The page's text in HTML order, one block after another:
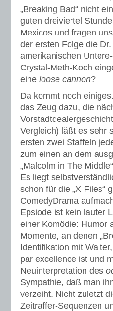
„Breaking Bad“ nicht
guten dreiviertel
Mexicos und fragen
der ersten Folge die
amerikanischen
Crystal-Meth-Koch
eine loose cannon?
Da kommt noch
das Zeug dazu, die
Vergleich) läßt es sehr
ersten zwei Staffeln
zum einen an dem
„Malcolm in The
Es liegt
schon für die „X-Files“
ComedyDrama
Epsiode ist kein lauter
einer Komödie: Humor
Momente, an denen
Identifikation mit
par excellence ist und
Neuinterpretation des
Sympathie, daß man
verzeiht. Nicht zuletzt
Zeitraffer-Sequenzen